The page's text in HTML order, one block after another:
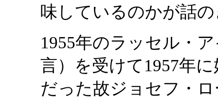
味しているのかが話
1955年のラッセル・
言）を受けて1957年
だった故ジョセフ・